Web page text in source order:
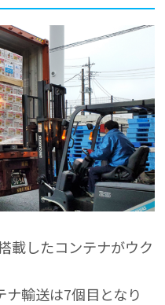
載したコンテナがウク
輸送は7個目となり